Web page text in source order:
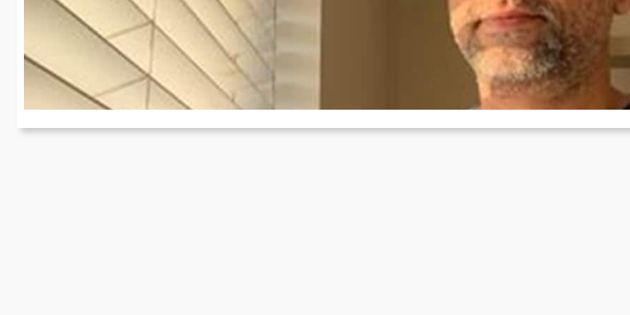
have “Naxal-connections”
Hany Babu Musaliyarveettil Tharayil, an associate professor in the
Department of English of Dehli University, has recently been arrested